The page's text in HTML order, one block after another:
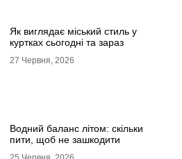
Як виглядає міський стиль у
куртках сьогодні та зараз
27 Червня, 2026
Водний баланс літом: скільки
пити, щоб не зашкодити